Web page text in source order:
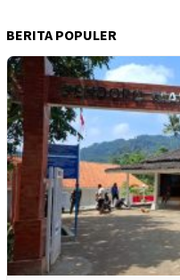
BERITA POPULER